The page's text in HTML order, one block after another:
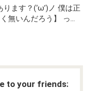
ます？(‘ω’)ノ 僕は正
無いんだろう】 っ…
to your friends: